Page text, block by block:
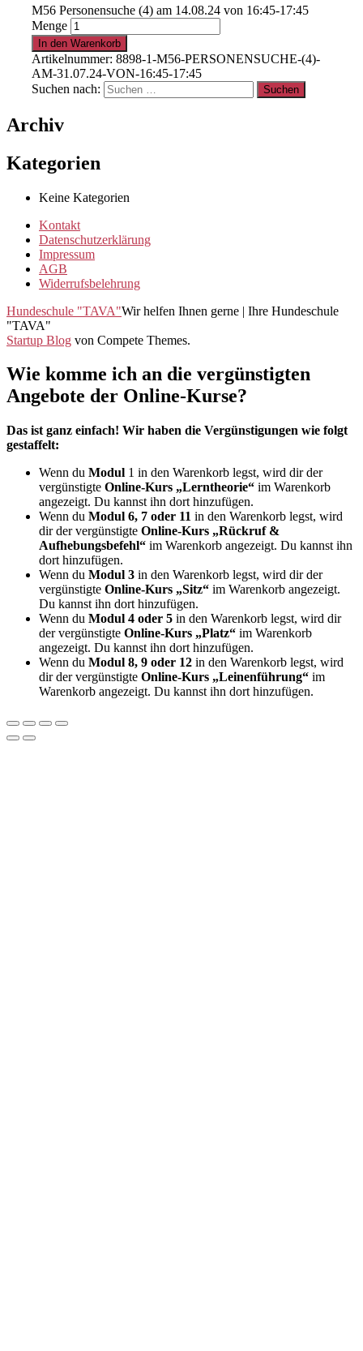
-geringe Teilnehmerzahl-
M56 Personensuche (4) am 14.08.24 von 16:45-17:45
Menge
In den Warenkorb
Artikelnummer: 8898-1-M56-PERSONENSUCHE-(4)-
AM-31.07.24-VON-16:45-17:45
Suchen nach:
Archiv
Kategorien
Keine Kategorien
Kontakt
Datenschutzerklärung
Impressum
AGB
Widerrufsbelehrung
Hundeschule "TAVA"Wir helfen Ihnen gerne | Ihre Hundeschule
"TAVA"
Startup Blog von Compete Themes.
Wie komme ich an die vergünstigten
Angebote der Online-Kurse?
Das ist ganz einfach! Wir haben die Vergünstigungen wie folgt
gestaffelt:
Wenn du Modul 1 in den Warenkorb legst, wird dir der
vergünstigte Online-Kurs „Lerntheorie“ im Warenkorb
angezeigt. Du kannst ihn dort hinzufügen.
Wenn du Modul 6, 7 oder 11 in den Warenkorb legst, wird
dir der vergünstigte Online-Kurs „Rückruf &
Aufhebungsbefehl“ im Warenkorb angezeigt. Du kannst ihn
dort hinzufügen.
Wenn du Modul 3 in den Warenkorb legst, wird dir der
vergünstigte Online-Kurs „Sitz“ im Warenkorb angezeigt.
Du kannst ihn dort hinzufügen.
Wenn du Modul 4 oder 5 in den Warenkorb legst, wird dir
der vergünstigte Online-Kurs „Platz“ im Warenkorb
angezeigt. Du kannst ihn dort hinzufügen.
Wenn du Modul 8, 9 oder 12 in den Warenkorb legst, wird
dir der vergünstigte Online-Kurs „Leinenführung“ im
Warenkorb angezeigt. Du kannst ihn dort hinzufügen.